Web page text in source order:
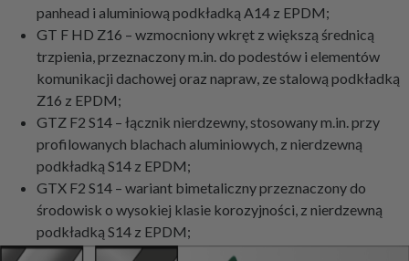
panhead i aluminiową podkładką A14 z EPDM;
GT F HD Z16 – wzmocniony wkręt z większą średnicą
trzpienia, przeznaczony m.in. do podestów i elementów
komunikacji dachowej oraz napraw, ze stalową podkładką
Z16 z EPDM;
GTZ F2 S14 – łącznik nierdzewny, stosowany m.in. przy
profilowanych blachach aluminiowych, z nierdzewną
podkładką S14 z EPDM;
GTX F2 S14 – wariant bimetaliczny przeznaczony do
środowisk o wysokiej klasie korozyjności, z nierdzewną
podkładką S14 z EPDM;